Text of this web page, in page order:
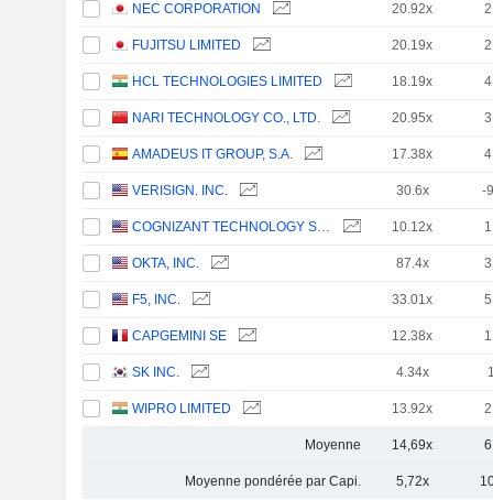
NEC CORPORATION 20.92x
FUJITSU LIMITED 20.19x
HCL TECHNOLOGIES LIMITED 18.19x
NARI TECHNOLOGY CO., LTD. 20.95x
AMADEUS IT GROUP, S.A. 17.38x
VERISIGN. INC. 30.6x -
COGNIZANT TECHNOLOGY SOLUTIONS CORPORATION 10.12x
OKTA, INC. 87.4x
F5, INC. 33.01x
CAPGEMINI SE 12.38x
SK INC. 4.34x
WIPRO LIMITED 13.92x
Moyenne 14,69x
Moyenne pondérée par Capi. 5,72x